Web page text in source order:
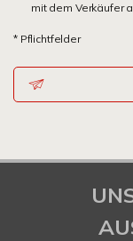
mit dem Verkäufer
* Pflichtfelder